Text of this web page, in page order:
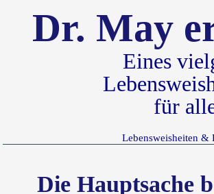
Dr. May
Eines
für
Lebensweisheiten &
Die Hauptsache